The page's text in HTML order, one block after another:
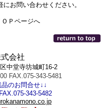
お問い合わせください。
ＯＰページへ
会社
中堂寺坊城町16-2
FAX.075-343-5481
のお問合せ↓↓
343-5482